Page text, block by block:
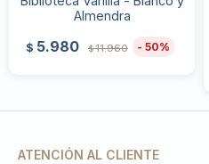
Almendra
$ 5.980 $11.960 50
ATENCIÓN AL CLIENTE